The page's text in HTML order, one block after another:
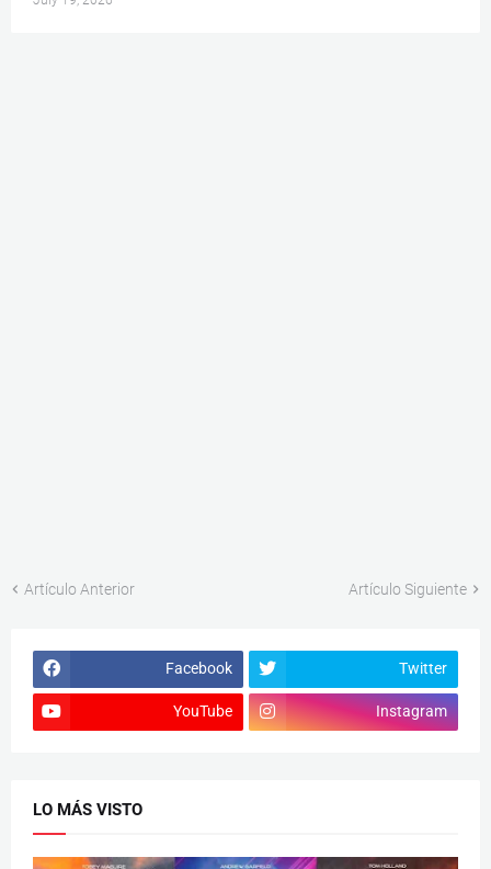
Artículo Anterior Artículo Siguiente
Facebook Twitter
YouTube Instagram
LO MÁS VISTO